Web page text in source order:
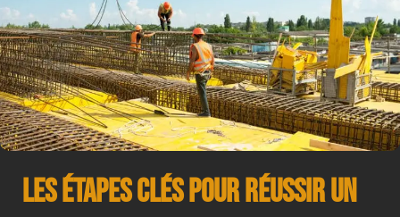
Les Étapes Clés pour Réussir un